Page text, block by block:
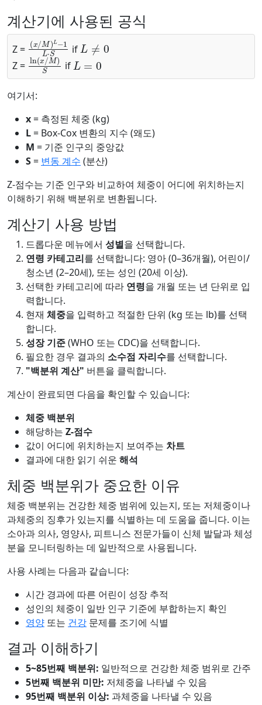
계산기에 사용된 공식
Z =
(x/M)L− ⋅S
if
L 0
Z =
ln(x/M
if
L=0
여기서:
x= 측정된 체중 (kg)
L= Box-Cox 변환의 지수 (왜도)
M = 기준 인구의 중앙값
S= 변동 계수 (분산)
Z-점수는 기준 인구와 비교하여 체중이 어디에 위치하는지
이해하기 위해 백분위로 변환됩니다.
계산기 사용 방법
드롭다운 메뉴에서 성별을 선택합니다.
연령 카테고리를 선택합니다: 영아 (0–36개월), 어린이/
청소년 (2–20세), 또는 성인 (20세 이상).
선택한 카테고리에 따라 연령을 개월 또는 년 단위로 입
력합니다.
현재 체중을 입력하고 적절한 단위 (kg 또는 lb)를 선택
합니다.
성장 기준(WHO 또는 CDC)을 선택합니다.
필요한 경우 결과의 소수점 자리수를 선택합니다.
"백분위 계산" 버튼을 클릭합니다.
계산이 완료되면 다음을 확인할 수 있습니다:
체중 백분위
해당하는 Z-점수
값이 어디에 위치하는지 보여주는 차트
결과에 대한 읽기 쉬운 해석
체중 백분위가 중요한 이유
체중 백분위는 건강한 체중 범위에 있는지, 또는 저체중이나
과체중의 징후가 있는지를 식별하는 데 도움을 줍니다. 이는
소아과 의사, 영양사, 피트니스 전문가들이 신체 발달과 체성
분을 모니터링하는 데 일반적으로 사용됩니다.
사용 사례는 다음과 같습니다:
시간 경과에 따른 어린이 성장 추적
성인의 체중이 일반 인구 기준에 부합하는지 확인
영양 또는 건강 문제를 조기에 식별
결과 이해하기
5~85번째 백분위: 일반적으로 건강한 체중 범위로 간주
5번째 백분위 미만: 저체중을 나타낼 수 있음
95번째 백분위 이상: 과체중을 나타낼 수 있음